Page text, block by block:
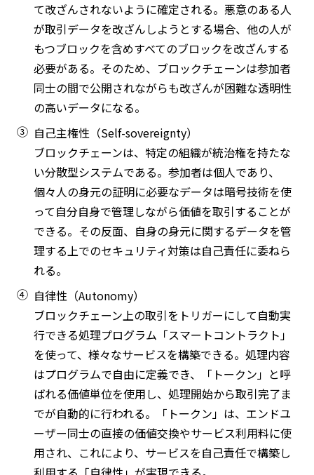
て改ざんされないように確定される。悪意のある人
が取引データを改ざんしようとする場合、他の人が
もつブロックを含めすべてのブロックを改ざんする
必要がある。そのため、ブロックチェーンは参加者
同士の間で公開されながらも改ざんが困難な透明性
の高いデータになる。
③ 自己主権性（Self-sovereignty）
ブロックチェーンは、特定の組織が統治権を持たな
い分散型システムである。参加者は個人であり、
個々人の身元の証明に必要なデータは暗号技術を使
って自分自身で管理しながら価値を取引することが
できる。その反面、自身の身元に関するデータを管
理する上でのセキュリティ対策は自己責任に委ねら
れる。
④ 自律性（Autonomy）
ブロックチェーン上の取引をトリガーにして自動実
行できる処理プログラム「スマートコントラクト」
を使って、様々なサービスを構築できる。処理内容
はプログラムで自由に定義でき、「トークン」と呼
ばれる価値単位を使用し、処理開始から取引完了ま
でが自動的に行われる。「トークン」は、エンドユ
ーザー同士の直接の価値交換やサービス利用料に使
用され、これにより、サービスを自己責任で構築し